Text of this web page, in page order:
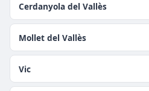
Cerdanyola del Vallès
Mollet del Vallès
Vic